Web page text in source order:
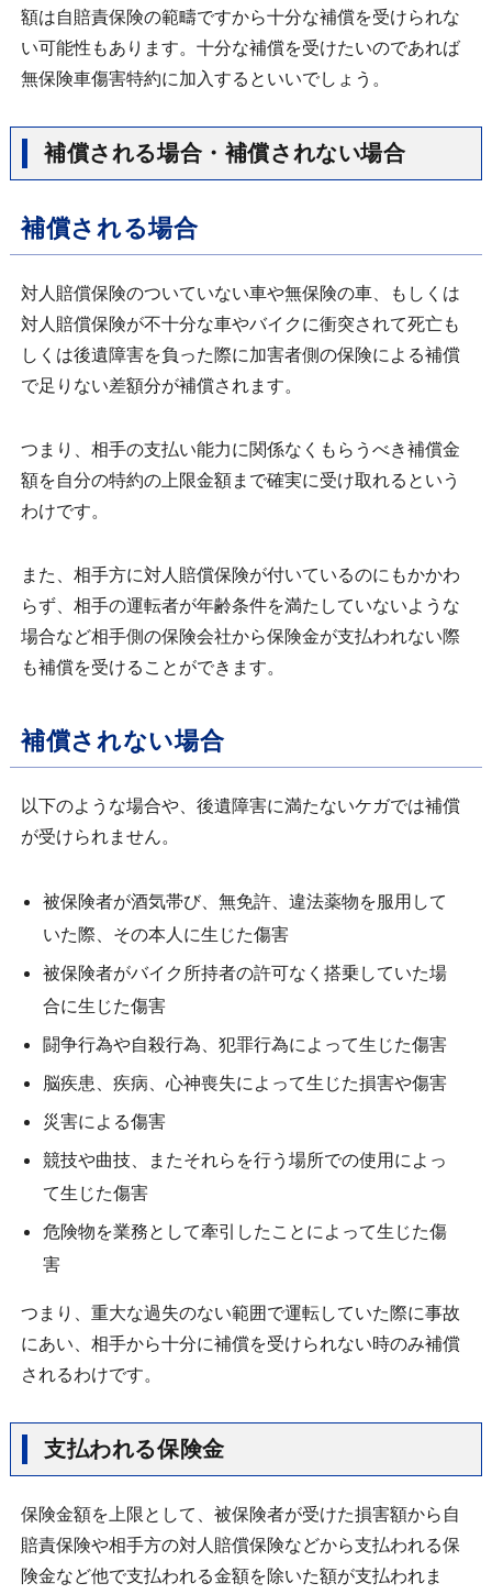
額は自賠責保険の範疇ですから十分な補償を受けられな
い可能性もあります。十分な補償を受けたいのであれば
無保険車傷害特約に加入するといいでしょう。
補償される場合・補償されない場合
補償される場合
対人賠償保険のついていない車や無保険の車、もしくは
対人賠償保険が不十分な車やバイクに衝突されて死亡も
しくは後遺障害を負った際に加害者側の保険による補償
で足りない差額分が補償されます。
つまり、相手の支払い能力に関係なくもらうべき補償金
額を自分の特約の上限金額まで確実に受け取れるという
わけです。
また、相手方に対人賠償保険が付いているのにもかかわ
らず、相手の運転者が年齢条件を満たしていないような
場合など相手側の保険会社から保険金が支払われない際
も補償を受けることができます。
補償されない場合
以下のような場合や、後遺障害に満たないケガでは補償
が受けられません。
被保険者が酒気帯び、無免許、違法薬物を服用して
いた際、その本人に生じた傷害
被保険者がバイク所持者の許可なく搭乗していた場
合に生じた傷害
闘争行為や自殺行為、犯罪行為によって生じた傷害
脳疾患、疾病、心神喪失によって生じた損害や傷害
災害による傷害
競技や曲技、またそれらを行う場所での使用によっ
て生じた傷害
危険物を業務として牽引したことによって生じた傷
害
つまり、重大な過失のない範囲で運転していた際に事故
にあい、相手から十分に補償を受けられない時のみ補償
されるわけです。
支払われる保険金
保険金額を上限として、被保険者が受けた損害額から自
賠責保険や相手方の対人賠償保険などから支払われる保
険金など他で支払われる金額を除いた額が支払われま